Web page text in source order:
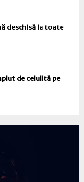
deschisă la toate
de celulită pe